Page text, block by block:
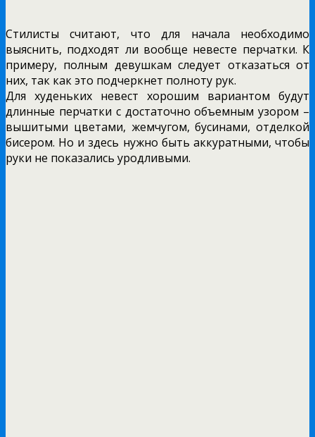
Стилисты считают, что для начала необходимо
выяснить, подходят ли вообще невесте перчатки. К
примеру, полным девушкам следует отказаться от
них, так как это подчеркнет полноту рук.
Для худеньких невест хорошим вариантом будут
длинные перчатки с достаточно объемным узором –
вышитыми цветами, жемчугом, бусинами, отделкой
бисером. Но и здесь нужно быть аккуратными, чтобы
руки не показались уродливыми.